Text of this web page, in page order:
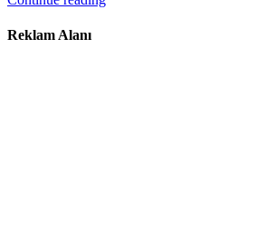
Reklam Alanı